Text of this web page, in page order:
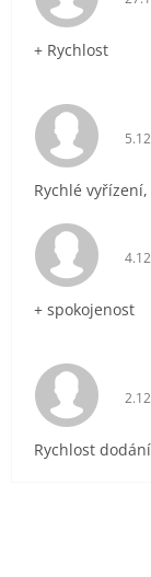
+ Rychlost
Rychlé
+ spokojenost
Rychlost